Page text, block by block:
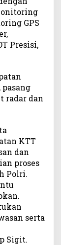
GPS
Presisi,
radar dan
KTT
dan
proses
Polri.
serta
Sigit.